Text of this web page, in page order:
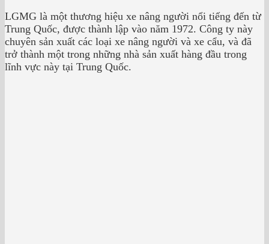
LGMG là một thương hiệu xe nâng người nổi tiếng đến từ
Trung Quốc, được thành lập vào năm 1972. Công ty này
chuyên sản xuất các loại xe nâng người và xe cẩu, và đã
trở thành một trong những nhà sản xuất hàng đầu trong
lĩnh vực này tại Trung Quốc.